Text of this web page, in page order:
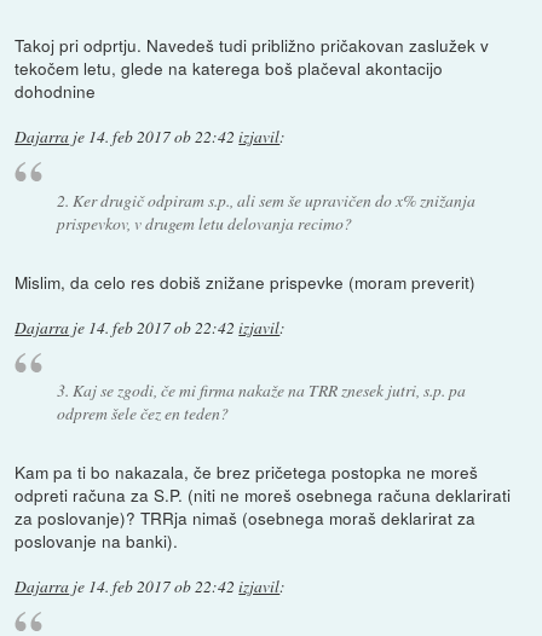
Takoj pri odprtju. Navedeš tudi približno pričakovan zaslužek v
tekočem letu, glede na katerega boš plačeval akontacijo
dohodnine
Dajarra je 14. feb 2017 ob 22:42 izjavil:
2. Ker drugič odpiram s.p., ali sem še upravičen do x% znižanja
prispevkov, v drugem letu delovanja recimo?
Mislim, da celo res dobiš znižane prispevke (moram preverit)
Dajarra je 14. feb 2017 ob 22:42 izjavil:
3. Kaj se zgodi, če mi firma nakaže na TRR znesek jutri, s.p. pa
odprem šele čez en teden?
Kam pa ti bo nakazala, če brez pričetega postopka ne moreš
odpreti računa za S.P. (niti ne moreš osebnega računa deklarirati
za poslovanje)? TRRja nimaš (osebnega moraš deklarirat za
poslovanje na banki).
Dajarra je 14. feb 2017 ob 22:42 izjavil: